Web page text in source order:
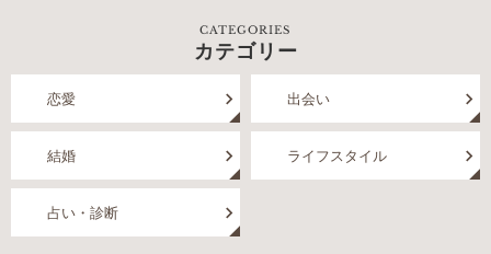
CATEGORIES
カテゴリー
恋愛 出会い
結婚 ライフスタイル
占い・診断